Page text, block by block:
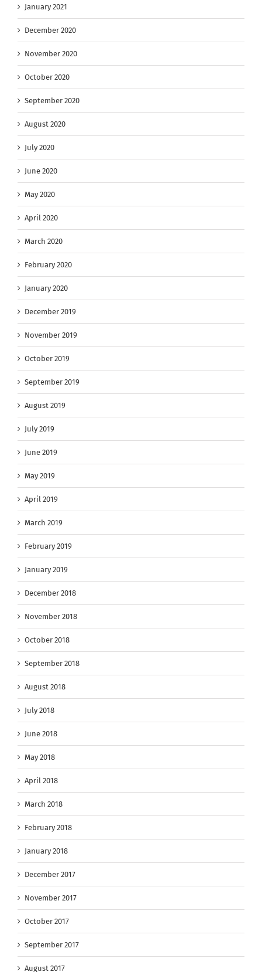
January 2021
December 2020
November 2020
October 2020
September 2020
August 2020
July 2020
June 2020
May 2020
April 2020
March 2020
February 2020
January 2020
December 2019
November 2019
October 2019
September 2019
August 2019
July 2019
June 2019
May 2019
April 2019
March 2019
February 2019
January 2019
December 2018
November 2018
October 2018
September 2018
August 2018
July 2018
June 2018
May 2018
April 2018
March 2018
February 2018
January 2018
December 2017
November 2017
October 2017
September 2017
August 2017